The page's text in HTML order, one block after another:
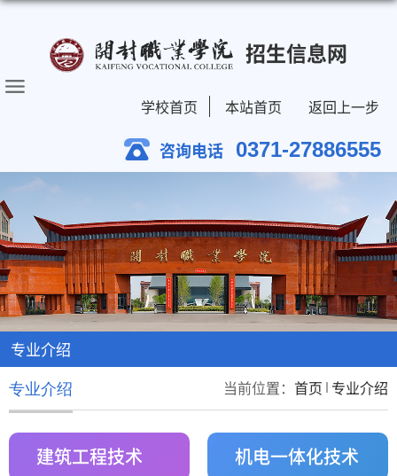
招生信息网
学校首页 本站首页 返回上一步
咨询电话 0371-27886555
专业介绍
当前位置： 首页 专业介绍
专业介绍
建筑工程技术
机电一体化技术